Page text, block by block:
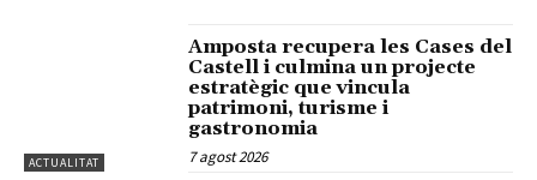
ACTUALITAT
Amposta recupera les Cases del
Castell i culmina un projecte
estratègic que vincula
patrimoni, turisme i
gastronomia
7 agost 2026